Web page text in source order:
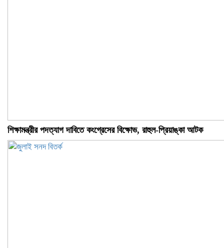
শিক্ষামন্ত্রীর পদত্যাগ দাবিতে কংগ্রেসের বিক্ষোভ, রাহুল-প্রিয়াঙ্কা আটক